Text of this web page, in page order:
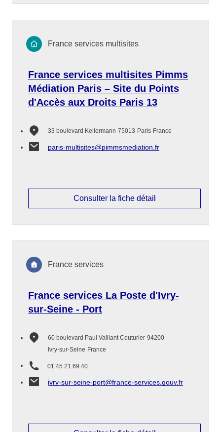
France services multisites Pimms
Médiation Paris – Site du Points
d'Accès aux Droits Paris 13
33 boulevard Kellermann 75013 Paris France
paris-multisites@pimmsmediation.fr
France services multisites
Consulter la fiche détail
France services La Poste d'Ivry-
sur-Seine - Port
60 boulevard Paul Vaillant Couturier 94200
Ivry-sur-Seine France
01 45 21 69 40
ivry-sur-seine-port@france-services.gouv.fr
France services